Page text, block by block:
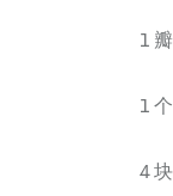
1 瓣
1 个
4 块